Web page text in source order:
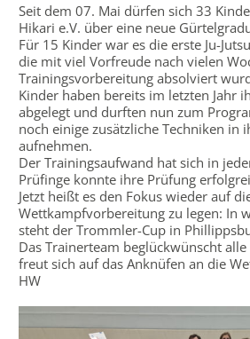
Seit dem 07. Mai dürfen sich 33
Hikari e.V. über eine neue
Für 15 Kinder war es die erste Ju-
die mit viel Vorfreude nach vielen
Trainingsvorbereitung absolviert
Kinder haben bereits im letzten Jahr
abgelegt und durften nun zum
noch einige zusätzliche Techniken in
aufnehmen.
Der Trainingsaufwand hat sich in
Prüfinge konnte ihre Prüfung
Jetzt heißt es den Fokus wieder auf
Wettkampfvorbereitung zu legen: In
steht der Trommler-Cup in
Das Trainerteam beglückwünscht
freut sich auf das Anknüfen an die
HW